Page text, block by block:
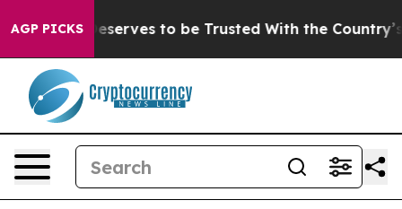
AGP PICKS
Who Deserves to be Trusted With the Country’s